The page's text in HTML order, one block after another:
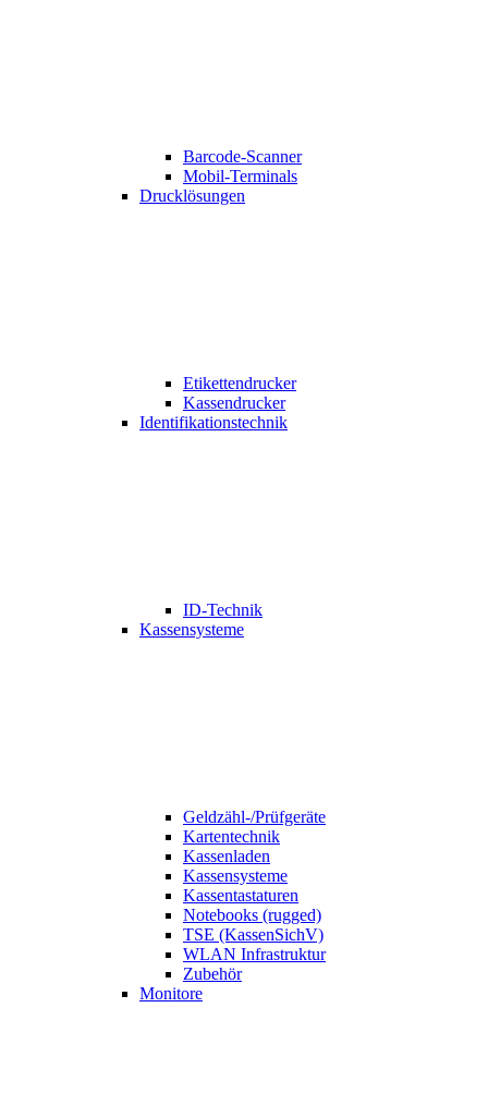
Barcode-Scanner
Mobil-Terminals
Drucklösungen
Etikettendrucker
Kassendrucker
Identifikationstechnik
ID-Technik
Kassensysteme
Geldzähl-/Prüfgeräte
Kartentechnik
Kassenladen
Kassensysteme
Kassentastaturen
Notebooks (rugged)
TSE (KassenSichV)
WLAN Infrastruktur
Zubehör
Monitore